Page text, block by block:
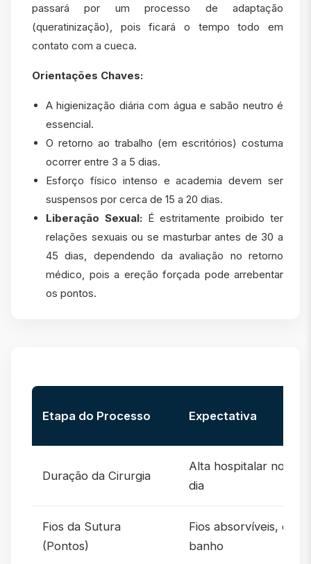
passará por um processo de adaptação
(queratinização), pois ficará o tempo todo em
contato com a cueca.
Orientações Chaves:
A higienização diária com água e sabão neutro é
essencial.
O retorno ao trabalho (em escritórios) costuma
ocorrer entre 3 a 5 dias.
Esforço físico intenso e academia devem ser
suspensos por cerca de 15 a 20 dias.
Liberação Sexual: É estritamente proibido ter
relações sexuais ou se masturbar antes de 30 a
45 dias, dependendo da avaliação no retorno
médico, pois a ereção forçada pode arrebentar
os pontos.
Etapa do Processo Expectativa
Duração da Cirurgia
Alta hospitalar no
dia
Fios da Sutura
(Pontos)
Fios absorvíveis,
banho